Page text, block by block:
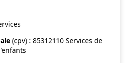
(cpv) : 85312110 Services de